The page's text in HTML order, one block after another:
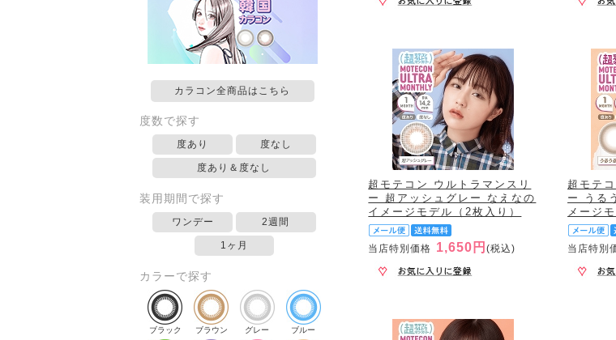
カラコン全商品はこちら
度数で探す
度あり 度なし
度あり＆度なし
装用期間で探す
ワンデー 2週間
1ヶ月
カラーで探す
ブラック ブラウン グレー ブルー
超モテコン ウルトラマンスリ
ー 超アッシュグレー なえなの
イメージモデル（2枚入り）
当店特別価格 1,650円(税込)
超モテ
ー うる
メージ
当店特別